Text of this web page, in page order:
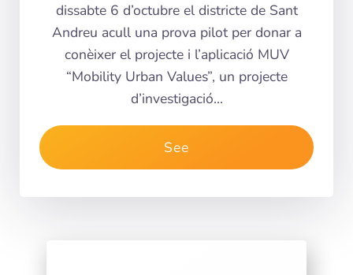
dissabte 6 d’octubre el districte de Sant
Andreu acull una prova pilot per donar a
conèixer el projecte i l’aplicació MUV
“Mobility Urban Values”, un projecte
d’investigació…
See